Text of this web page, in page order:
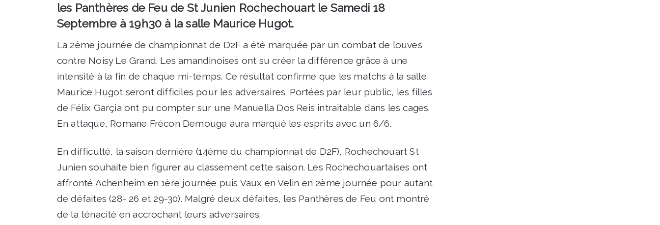
les Panthères de Feu de St Junien Rochechouart le Samedi 18
Septembre à 19h30 à la salle Maurice Hugot.
La 2ème journée de championnat de D2F a été marquée par un combat de louves
contre Noisy Le Grand. Les amandinoises ont su créer la différence grâce à une
intensité à la fin de chaque mi-temps. Ce résultat confirme que les matchs à la salle
Maurice Hugot seront difficiles pour les adversaires. Portées par leur public, les filles
de Félix Garçia ont pu compter sur une Manuella Dos Reis intraitable dans les cages.
En attaque, Romane Frécon Demouge aura marqué les esprits avec un 6/6.
En difficulté, la saison dernière (14ème du championnat de D2F), Rochechouart St
Junien souhaite bien figurer au classement cette saison. Les Rochechouartaises ont
affronté Achenheim en 1ère journée puis Vaux en Velin en 2ème journée pour autant
de défaites (28- 26 et 29-30). Malgré deux défaites, les Panthères de Feu ont montré
de la ténacité en accrochant leurs adversaires.